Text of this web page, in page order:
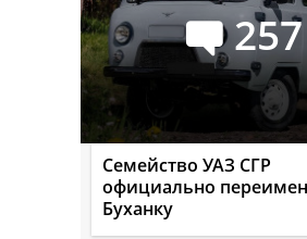
257
Семейство УАЗ СГР
официально
Буханку